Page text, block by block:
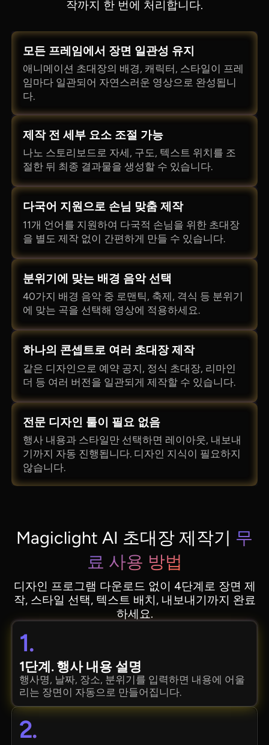
작까지 한 번에 처리합니다.
모든 프레임에서 장면 일관성 유지
애니메이션 초대장의 배경, 캐릭터, 스타일이 프레
임마다 일관되어 자연스러운 영상으로 완성됩니
다.
제작 전 세부 요소 조절 가능
나노 스토리보드로 자세, 구도, 텍스트 위치를 조
절한 뒤 최종 결과물을 생성할 수 있습니다.
다국어 지원으로 손님 맞춤 제작
11개 언어를 지원하여 다국적 손님을 위한 초대장
을 별도 제작 없이 간편하게 만들 수 있습니다.
분위기에 맞는 배경 음악 선택
40가지 배경 음악 중 로맨틱, 축제, 격식 등 분위기
에 맞는 곡을 선택해 영상에 적용하세요.
하나의 콘셉트로 여러 초대장 제작
같은 디자인으로 예약 공지, 정식 초대장, 리마인
더 등 여러 버전을 일관되게 제작할 수 있습니다.
전문 디자인 툴이 필요 없음
행사 내용과 스타일만 선택하면 레이아웃, 내보내
기까지 자동 진행됩니다. 디자인 지식이 필요하지
않습니다.
Magiclight AI 초대장 제작기 무
료 사용 방법
디자인 프로그램 다운로드 없이 4단계로 장면 제
작, 스타일 선택, 텍스트 배치, 내보내기까지 완료
하세요.
1.
1단계. 행사 내용 설명
행사명, 날짜, 장소, 분위기를 입력하면 내용에 어울
리는 장면이 자동으로 만들어집니다.
2.